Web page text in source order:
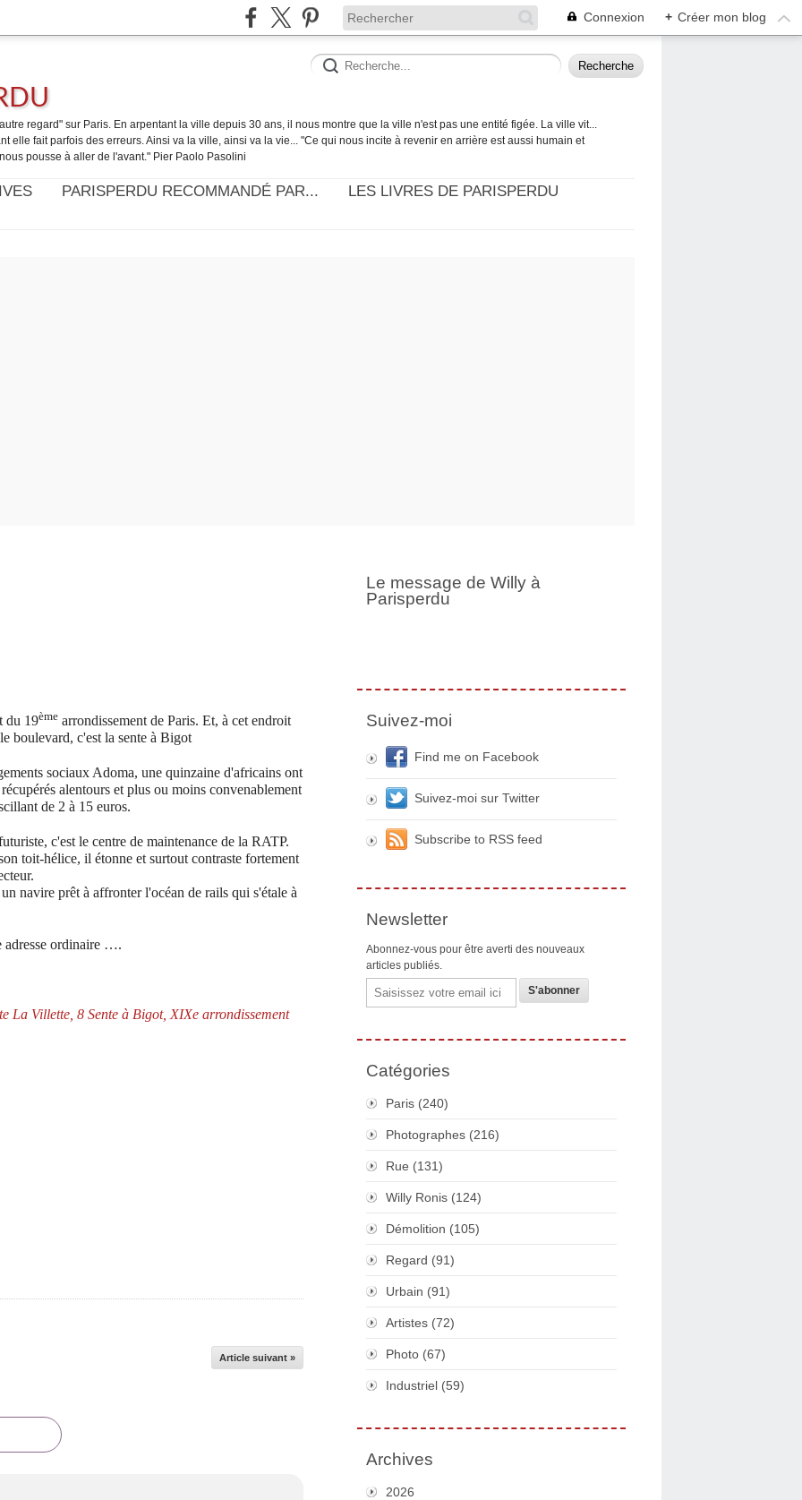
Connexion + Créer mon blog
regard" sur Paris. En arpentant la ville depuis 30 ans, il nous montre que la ville n'est pas une entité figée. La ville vit...
elle fait parfois des erreurs. Ainsi va la ville, ainsi va la vie... "Ce qui nous incite à revenir en arrière est aussi humain et
pousse à aller de l'avant." Pier Paolo Pasolini
PARISPERDU RECOMMANDÉ PAR...
LES LIVRES DE PARISPERDU
du 19ème arrondissement de Paris. Et, à cet endroit
boulevard, c'est la sente à Bigot
sociaux Adoma, une quinzaine d'africains ont
alentours et plus ou moins convenablement
de 2 à 15 euros.
c'est le centre de maintenance de la RATP.
toit-hélice, il étonne et surtout contraste fortement
navire prêt à affronter l'océan de rails qui s'étale à
adresse ordinaire ….
La Villette, 8 Sente à Bigot, XIXe arrondissement
Article suivant »
Le message de Willy à
Parisperdu
Suivez-moi
Find me on Facebook
Suivez-moi sur Twitter
Subscribe to RSS feed
Newsletter
Abonnez-vous pour être averti des nouveaux
articles publiés.
Email
Catégories
Paris (240)
Photographes (216)
Rue (131)
Willy Ronis (124)
Démolition (105)
Regard (91)
Urbain (91)
Artistes (72)
Photo (67)
Industriel (59)
Archives
2026